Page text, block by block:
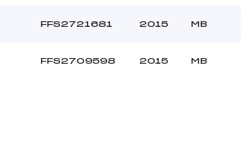
FFS2721681 2015 MB
FFS2709598 2015 MB